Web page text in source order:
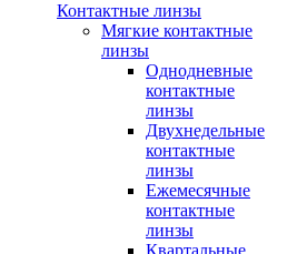
Контактные линзы
Мягкие контактные
линзы
Однодневные
контактные
линзы
Двухнедельные
контактные
линзы
Ежемесячные
контактные
линзы
Квартальные